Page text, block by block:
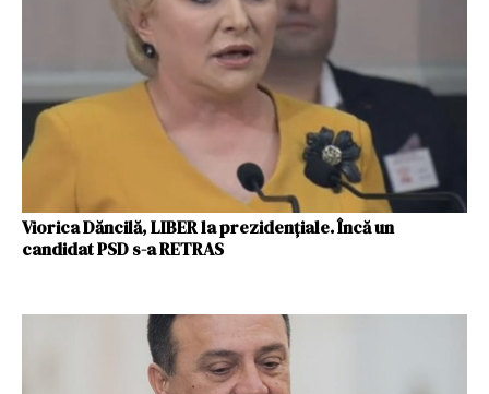
Viorica Dăncilă, LIBER la prezidenţiale. Încă un
candidat PSD s-a RETRAS